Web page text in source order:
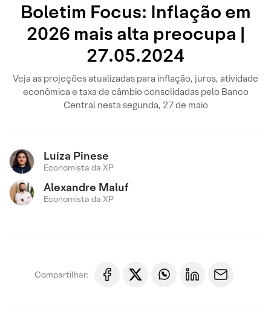
Boletim Focus: Inflação em
2026 mais alta preocupa |
27.05.2024
Veja as projeções atualizadas para inflação, juros, atividade
econômica e taxa de câmbio consolidadas pelo Banco
Central nesta segunda, 27 de maio
Luíza Pinese
Economista da XP
Alexandre Maluf
Economista da XP
Compartilhar: